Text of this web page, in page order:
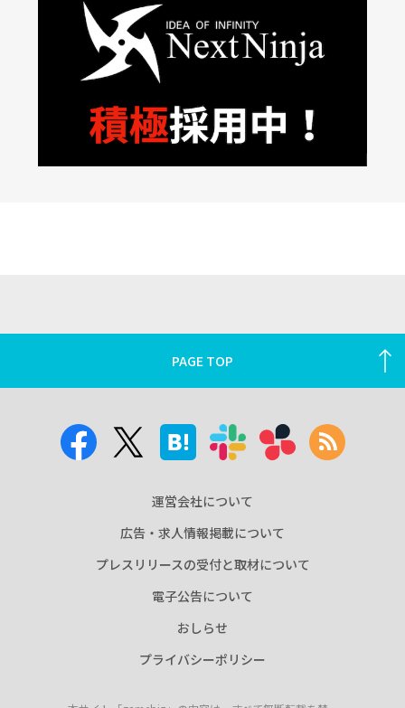
PAGE TOP
運営会社について
広告・求人情報掲載について
プレスリリースの受付と取材について
電子公告について
おしらせ
プライバシーポリシー